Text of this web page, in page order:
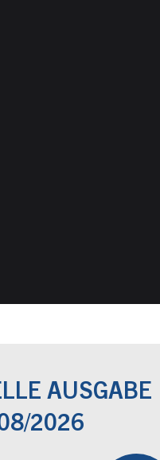
AUSGABE
2026